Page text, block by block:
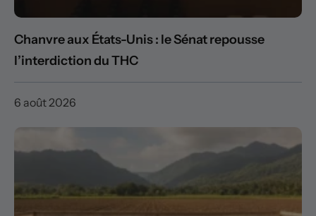
Chanvre aux États-Unis : le Sénat repousse
l’interdiction du THC
6 août 2026